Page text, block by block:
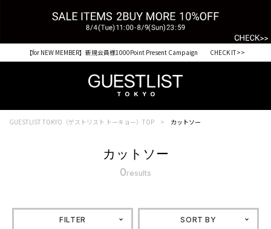
【for NEW MEMBER】新規会員様1000Point Present Campaign CHECK IT>>
GUESTLIST TOKYO（ゲストリスト トーキョー）TOP カットソー
カットソー
0results
FILTER SORT BY